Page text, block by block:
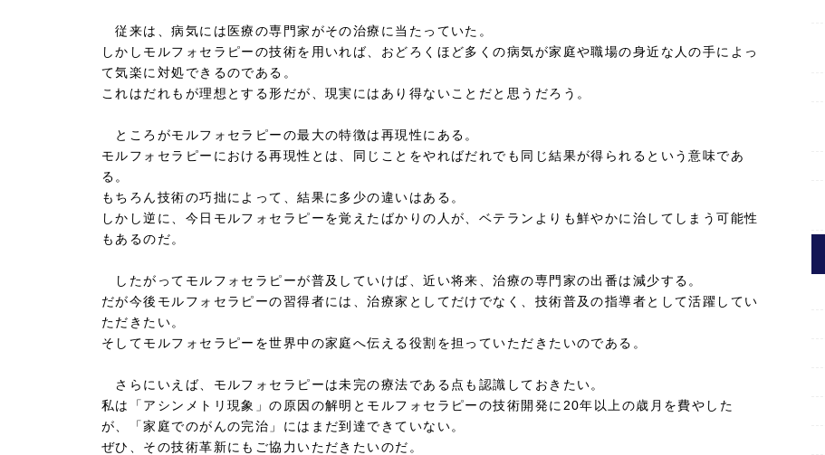
従来は、病気には医療の専門家がその治療に当たっていた。
しかしモルフォセラピーの技術を用いれば、おどろくほど多くの病気が家庭や職場の身近な人の手によっ
て気楽に対処できるのである。
これはだれもが理想とする形だが、現実にはあり得ないことだと思うだろう。
ところがモルフォセラピーの最大の特徴は再現性にある。
モルフォセラピーにおける再現性とは、同じことをやればだれでも同じ結果が得られるという意味であ
る。
もちろん技術の巧拙によって、結果に多少の違いはある。
しかし逆に、今日モルフォセラピーを覚えたばかりの人が、ベテランよりも鮮やかに治してしまう可能性
もあるのだ。
したがってモルフォセラピーが普及していけば、近い将来、治療の専門家の出番は減少する。
だが今後モルフォセラピーの習得者には、治療家としてだけでなく、技術普及の指導者として活躍してい
ただきたい。
そしてモルフォセラピーを世界中の家庭へ伝える役割を担っていただきたいのである。
さらにいえば、モルフォセラピーは未完の療法である点も認識しておきたい。
私は「アシンメトリ現象」の原因の解明とモルフォセラピーの技術開発に20年以上の歳月を費やした
が、「家庭でのがんの完治」にはまだ到達できていない。
ぜひ、その技術革新にもご協力いただきたいのだ。